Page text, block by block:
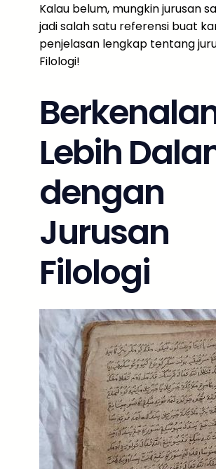
Kalau belum, mungkin jurusan
jadi salah satu referensi buat
penjelasan lengkap tentang
Filologi!
Lebih
dengan
Jurusan
Filologi